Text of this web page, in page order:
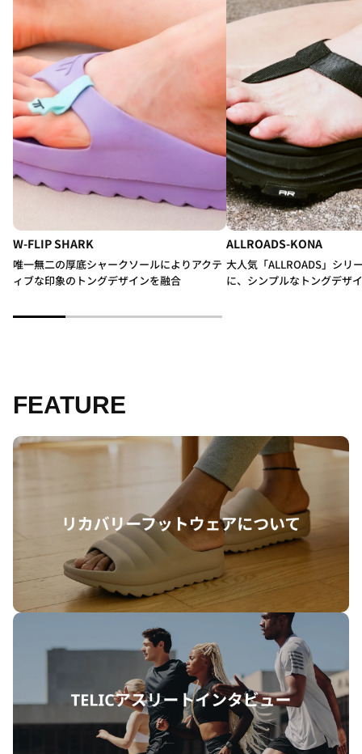
W-FLIP SHARK
唯一無二の厚底シャークソールによりアクテ
ィブな印象のトングデザインを融合
ALLROADS-KONA
大人気「ALLROADS」シリ
に、シンプルなトングデザ
FEATURE